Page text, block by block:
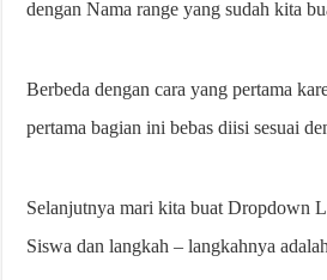
dengan Nama range yang sudah kita
Berbeda dengan cara yang pertama
pertama bagian ini bebas diisi sesuai
Selanjutnya mari kita buat Dropdown
Siswa dan langkah – langkahnya